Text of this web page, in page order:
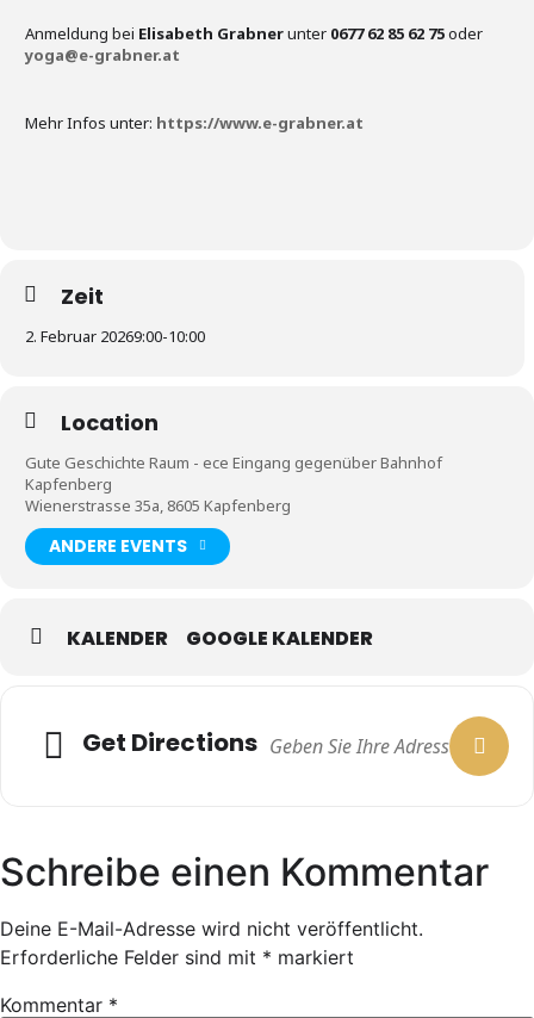
Anmeldung bei Elisabeth Grabnerunter 0677 62 85 62 75oder
yoga@e-grabner.at
Mehr Infos unter: https://www.e-grabner.at
Zeit
2. Februar 20269:00-10:00
Location
Gute Geschichte Raum - ece Eingang gegenüber Bahnhof
Kapfenberg
Wienerstrasse 35a, 8605 Kapfenberg
ANDERE EVENTS
KALENDER GOOGLE KALENDER
Get Directions
Schreibe einen Kommentar
Deine E-Mail-Adresse wird nicht veröffentlicht.
Erforderliche Felder sind mit * markiert
Kommentar *